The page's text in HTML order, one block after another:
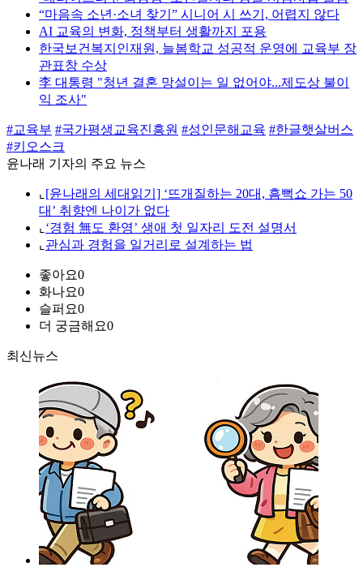
“마음속 소년·소녀 찾기” 시니어 시 쓰기, 어렵지 않다
AI 교육의 변화, 정책부터 생활까지 포용
한국보건복지인재원, 늘봄학교 성공적 운영에 교육부 장
관표창 수상
李 대통령 "청년 결혼 망설이는 일 없어야...제도상 불이
익 조사"
#교육부 #국가평생교육진흥원 #성인문해교육 #한글햇살버스
#키오스크
윤나래 기자의 주요 뉴스
⌞ [윤나래의 세대읽기] ‘뜨개질하는 20대, 흠뻑쇼 가는 50
대’ 취향엔 나이가 없다
⌞ ‘경험 無도 환영’ 생애 첫 일자리 도전 설명서
⌞ 관심과 경험을 일거리로 설계하는 법
좋아요0
화나요0
슬퍼요0
더 궁금해요0
최신뉴스